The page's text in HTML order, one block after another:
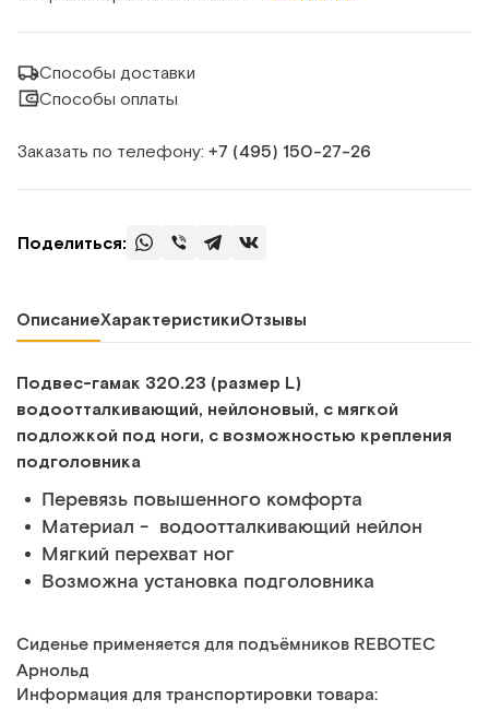
Способы доставки
Способы оплаты
Заказать по телефону: +7 (495) 150‑27‑26
Поделиться:
ОписаниеХарактеристикиОтзывы
Подвес-гамак 320.23 (размер L)
водоотталкивающий, нейлоновый, с мягкой
подложкой под ноги, с возможностью крепления
подголовника
Перевязь повышенного комфорта
Материал - водоотталкивающий нейлон
Мягкий перехват ног
Возможна установка подголовника
Сиденье применяется для подъёмников REBOTEC
Арнольд
Информация для транспортировки товара: